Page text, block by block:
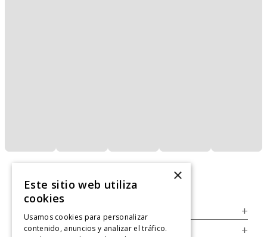
+
Legal +
×
Este sitio web utiliza
cookies
Usamos cookies para personalizar
contenido, anuncios y analizar el tráfico.